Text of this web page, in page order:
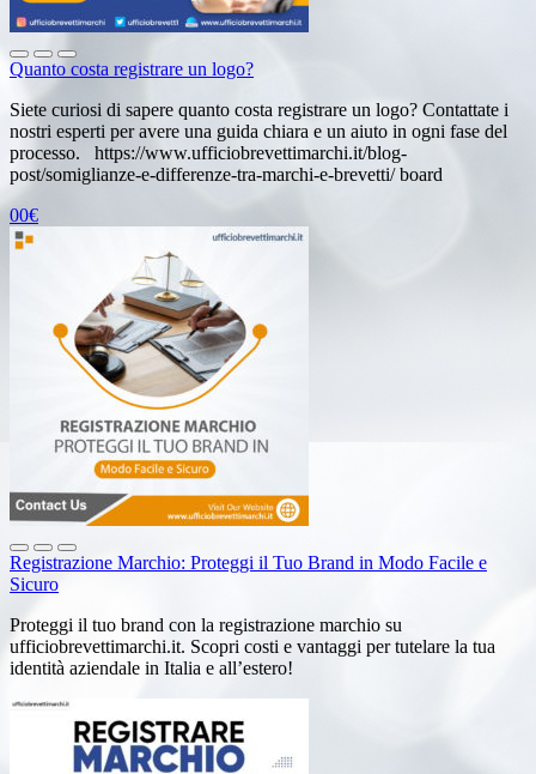
Quanto costa registrare un logo?
Siete curiosi di sapere quanto costa registrare un logo? Contattate i
nostri esperti per avere una guida chiara e un aiuto in ogni fase del
processo. https://www.ufficiobrevettimarchi.it/blog-
post/somiglianze-e-differenze-tra-marchi-e-brevetti/ board
00€
Registrazione Marchio: Proteggi il Tuo Brand in Modo Facile e
Sicuro
Proteggi il tuo brand con la registrazione marchio su
ufficiobrevettimarchi.it. Scopri costi e vantaggi per tutelare la tua
identità aziendale in Italia e all’estero!